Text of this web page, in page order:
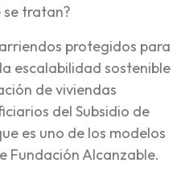
se tratan?
protegidos para
escalabilidad sostenible
de viviendas
del Subsidio de
es uno de los modelos
Fundación Alcanzable.